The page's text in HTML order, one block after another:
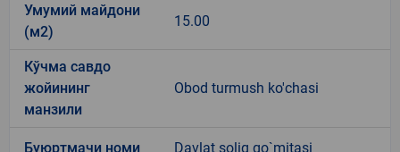
Умумий майдони
(м2)
15.00
Кўчма савдо
жойининг
манзили
Obod turmush ko'chasi
Буюртмачи номи Davlat soliq qo`mitasi